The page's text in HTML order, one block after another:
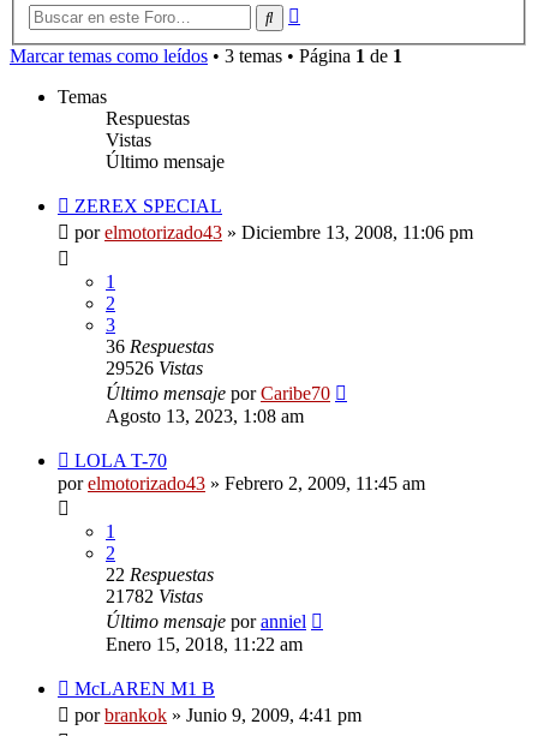
Buscar
Marcar temas como leídos • 3 temas • Página 1 de 1
Temas
Respuestas
Vistas
Último mensaje
ZEREX SPECIAL
porelmotorizado43 » Diciembre 13, 2008, 11:06 pm
1
2
3
36 Respuestas
29526 Vistas
Último mensaje porCaribe70
Agosto 13, 2023, 1:08 am
LOLA T-70
porelmotorizado43 » Febrero 2, 2009, 11:45 am
1
2
22 Respuestas
21782 Vistas
Último mensaje poranniel
Enero 15, 2018, 11:22 am
McLAREN M1 B
porbrankok » Junio 9, 2009, 4:41 pm